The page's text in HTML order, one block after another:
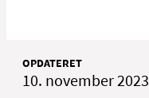
OPDATERET
10. november 2023